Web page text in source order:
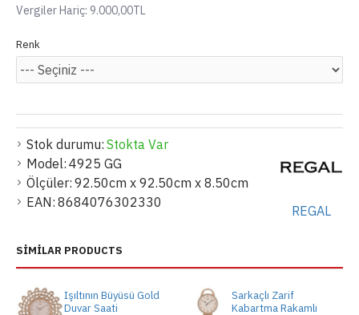
Stok durumu: Stokta Var
Model: 4925 GG
Ölçüler: 92.50cm x 92.50cm x 8.50cm
EAN: 8684076302330
REGAL
Vergiler Hariç: 9.000,00TL
Renk
SIMILAR PRODUCTS
Işıltının Büyüsü Gold
Duvar Saati
Sarkaçlı Zarif
Kabartma Rakamlı